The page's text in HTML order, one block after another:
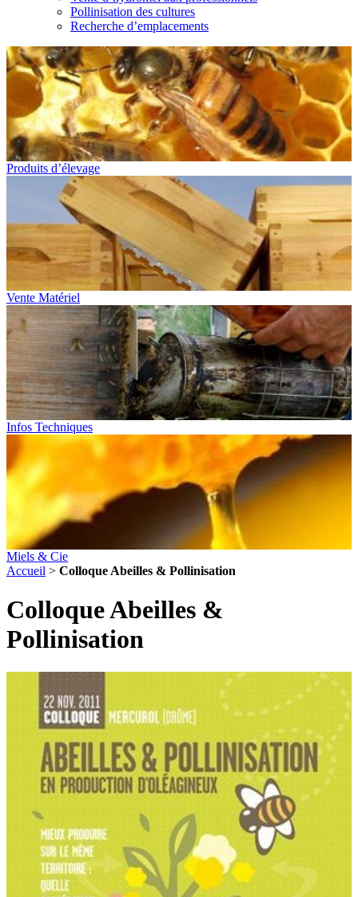
Pollinisation des cultures
Recherche d’emplacements
Produits d’élevage
Vente Matériel
Infos Techniques
Miels & Cie
Accueil > Colloque Abeilles & Pollinisation
Colloque Abeilles &
Pollinisation